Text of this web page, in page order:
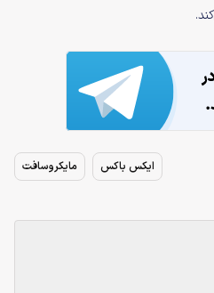
ایکس باکس مایکروسافت